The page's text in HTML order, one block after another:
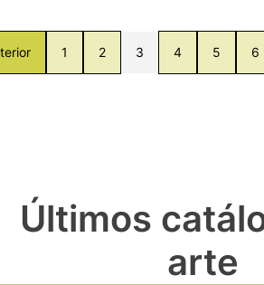
1 2 3 4 5 6
Últimos
arte